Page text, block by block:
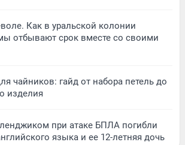
Как в уральской колонии
отбывают срок вместе со своими
чайников: гайд от набора петель до
изделия
при атаке БПЛА погибли
языка и ее 12-летняя дочь